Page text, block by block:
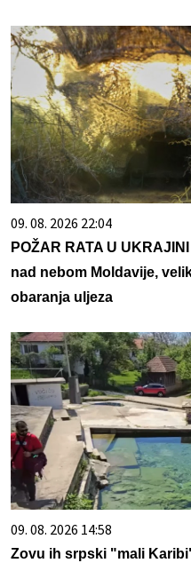
09. 08. 2026 22:04
POŽAR RATA U
nad nebom Moldavije,
obaranja uljeza
09. 08. 2026 14:58
Zovu ih srpski "mali